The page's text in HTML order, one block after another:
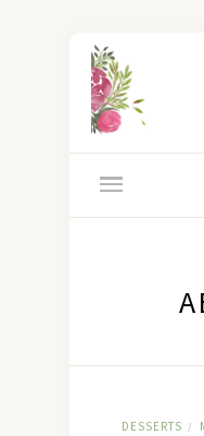
DESSERTS /